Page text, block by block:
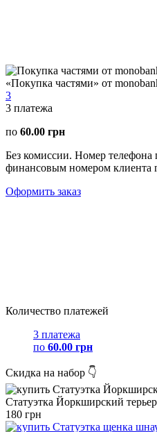
«Покупка частями» от
3
3 платежа
по 60.00 грн
Без комиссии. Номер телефона
финансовым номером клиента
Оформить заказ
Количество платежей
3 платежа
по 60.00 грн
Скидка на набор 👇
Статуэтка Йоркширский
180 грн